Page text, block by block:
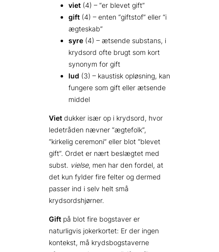
viet (4) – “er blevet gift”
gift (4) – enten “giftstof” eller “i
ægteskab”
syre (4) – ætsende substans, i
krydsord ofte brugt som kort
synonym for gift
lud (3) – kaustisk opløsning, kan
fungere som gift eller ætsende
middel
Viet dukker især op i krydsord, hvor
ledetråden nævner “ægtefolk”,
“kirkelig ceremoni” eller blot “blevet
gift”. Ordet er nært beslægtet med
subst. vielse, men har den fordel, at
det kun fylder fire felter og dermed
passer ind i selv helt små
krydsordshjørner.
Gift på blot fire bogstaver er
naturligvis jokerkortet: Er der ingen
kontekst, må krydsbogstaverne